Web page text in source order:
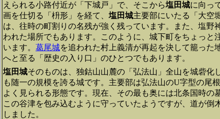
えられる小路付近が「下城戸」で、そこから塩田城に向っ
画を仕切る「枡形」を経て、 塩田城主要部にいたる「大空
は、往時の町割りの名残が強く残っています。また、塩
われた場所でもあります。このように、城下町をちょっと
います。 葛尾城を追われた村上義清が再起を決して籠った
へと至る「歴史の入り口」のひとつでもあります。
塩田城そのものは、独鈷山山麓の「弘法山」全山を城砦
も随一の規模を誇る城です。主要部は弘法山のU字型の尾
よく見られる形態です。現在、その最も奥には北条国時の
この谷津を包み込むように守っていたようですが、道が
しました。